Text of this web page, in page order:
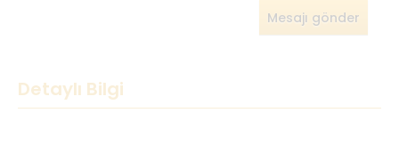
Mesajı gönder
Detaylı Bilgi